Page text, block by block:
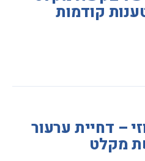
קודמות
– דחיית ערעור
מקלט